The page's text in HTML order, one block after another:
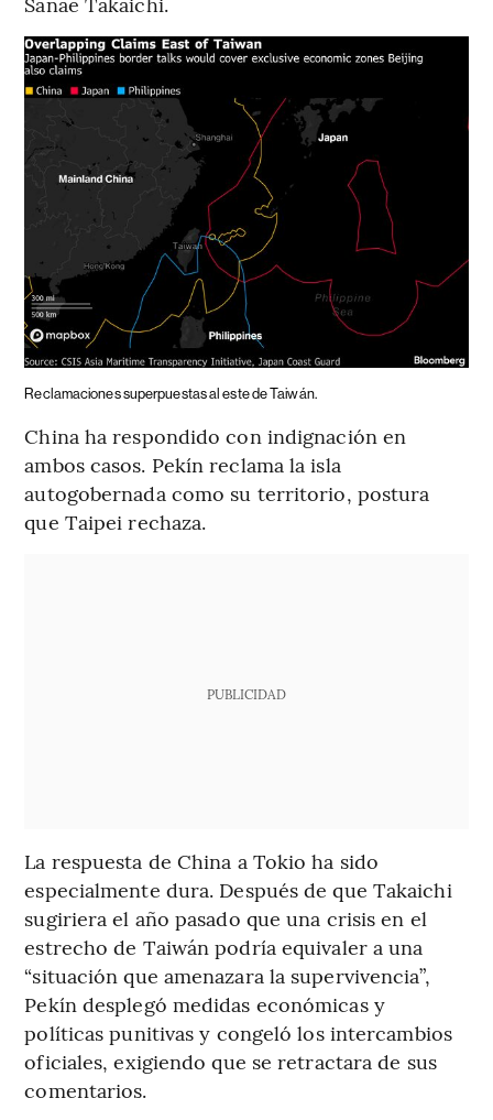
Reclamaciones superpuestas al este de Taiwán.
China ha respondido con indignación en
ambos casos. Pekín reclama la isla
autogobernada como su territorio, postura
que Taipei rechaza.
PUBLICIDAD
La respuesta de China a Tokio ha sido
especialmente dura. Después de que Takaichi
sugiriera el año pasado que una crisis en el
estrecho de Taiwán podría equivaler a una
“situación que amenazara la supervivencia”,
Pekín desplegó medidas económicas y
políticas punitivas y congeló los intercambios
oficiales, exigiendo que se retractara de sus
comentarios.